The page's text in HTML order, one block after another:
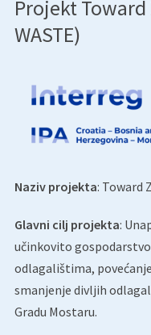
Projekt Toward
WASTE)
Naziv projekta: Toward
Glavni cilj projekta:
učinkovito
odlagalištima,
smanjenje divljih
Gradu Mostaru.